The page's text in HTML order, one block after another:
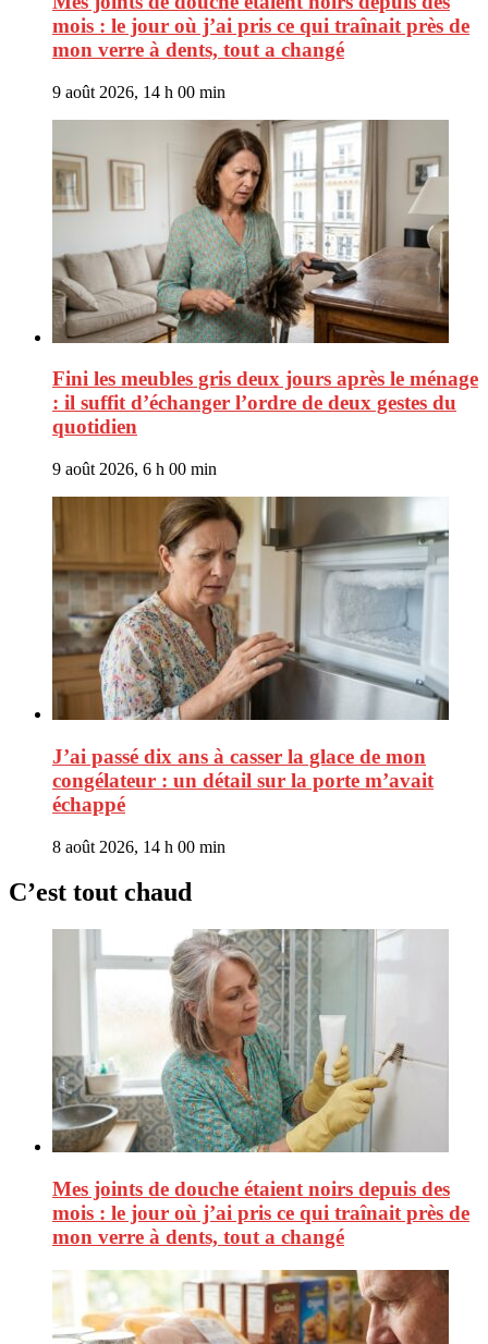
mois : le jour où j’ai pris ce qui traînait près de
mon verre à dents, tout a changé
9 août 2026, 14 h 00 min
Fini les meubles gris deux jours après le ménage
: il suffit d’échanger l’ordre de deux gestes du
quotidien
9 août 2026, 6 h 00 min
J’ai passé dix ans à casser la glace de mon
congélateur : un détail sur la porte m’avait
échappé
8 août 2026, 14 h 00 min
C’est tout chaud
Mes joints de douche étaient noirs depuis des
mois : le jour où j’ai pris ce qui traînait près de
mon verre à dents, tout a changé